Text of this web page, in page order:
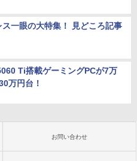
ス一眼の大特集！ 見どころ記事
Ti搭載ゲーミングPCが7万
万円台！
お問い合わせ